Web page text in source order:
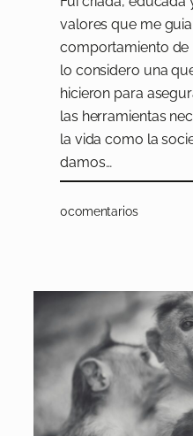
valores que me
comportamiento de
lo considero una
hicieron para
las herramientas
la vida como la
damos…
0comentarios